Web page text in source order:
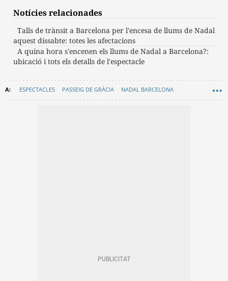
Notícies relacionades
Talls de trànsit a Barcelona per l'encesa de llums de Nadal
aquest dissabte: totes les afectacions
A quina hora s'encenen els llums de Nadal a Barcelona?:
ubicació i tots els detalls de l'espectacle
ESPECTACLES PASSEIG DE GRÀCIA NADAL BARCELONA